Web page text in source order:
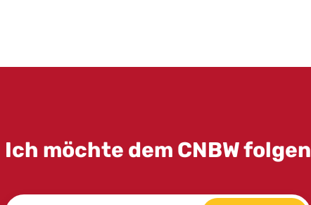
Ich möchte dem CNBW folgen